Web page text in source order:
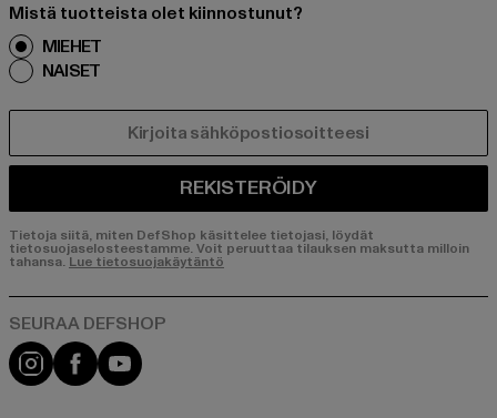
Mistä tuotteista olet kiinnostunut?
MIEHET
NAISET
REKISTERÖIDY
Tietoja siitä, miten DefShop käsittelee tietojasi, löydät
tietosuojaselosteestamme. Voit peruuttaa tilauksen maksutta milloin
tahansa. Lue tietosuojakäytäntö
Visit our Instagram page:
Visit our Facebook page:
Visit our YouTube channel: